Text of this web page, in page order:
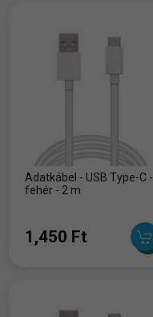
Adatkábel - USB Type-C -
fehér - 2 m
1,450 Ft